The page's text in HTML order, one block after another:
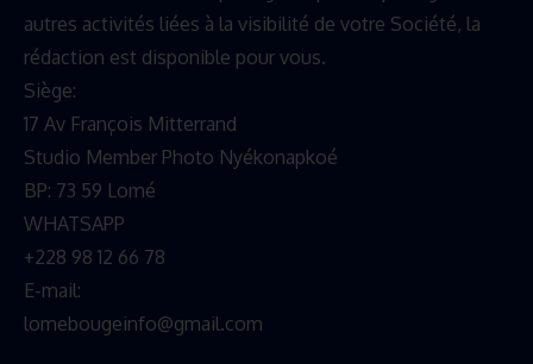
autres activités liées à la visibilité de votre Société, la
rédaction est disponible pour vous.
Siège:
17 Av François Mitterrand
Studio Member Photo Nyékonapkoé
BP: 73 59 Lomé
WHATSAPP ‪
+228 98 12 66 78
E-mail:
lomebougeinfo@gmail.com